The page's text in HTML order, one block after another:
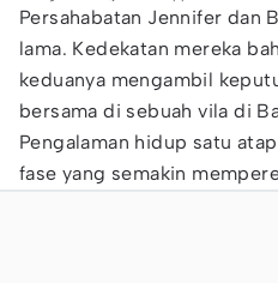
Persahabatan Jennifer dan
lama. Kedekatan mereka
keduanya mengambil
bersama di sebuah vila di
Pengalaman hidup satu
fase yang semakin